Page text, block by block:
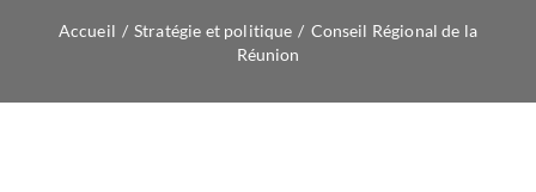
Accueil / Stratégie et politique / Conseil Régional de la
Réunion